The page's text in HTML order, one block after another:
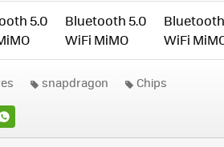
5.0
Bluetooth 5.0
WiFi MiMO
WiFi
snapdragon Chips